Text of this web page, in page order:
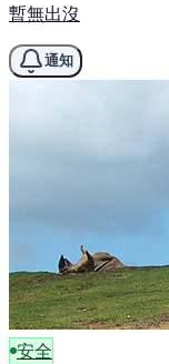
暫無出沒
通知
安全